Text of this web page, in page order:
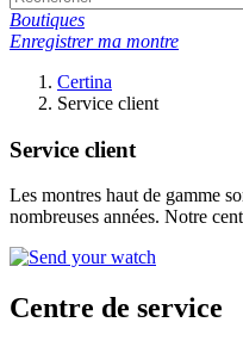
Boutiques
Enregistrer ma montre
Certina
Service client
Service client
Les montres haut de gamme
nombreuses années. Notre
Centre de service